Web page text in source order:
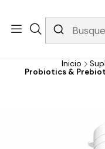
Whatsapp 3229079958/
gratis apartir de 199.000!
Inicio
Probiotics &